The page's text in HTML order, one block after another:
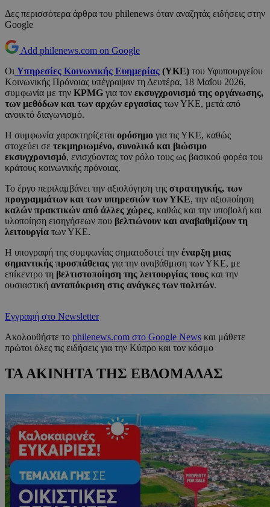
Δες περισσότερα άρθρα του philenews όταν αναζητάς ειδήσεις στην
Google
Add philenews.com on Google
Οι Υπηρεσίες Κοινωνικής Ευημερίας (ΥΚΕ) του Υφυπουργείου
Κοινωνικής Πρόνοιας υπέγραψαν τη Δευτέρα, 18 Μαΐου 2026,
συμφωνία με την KPMG για τον εκσυγχρονισμό της οργάνωσης,
των μεθόδων και των αρχών εργασίας των ΥΚΕ, μετά από
ανοικτό διαγωνισμό.
Η συμφωνία χαρακτηρίζεται ορόσημο για τις ΥΚΕ, καθώς
στοχεύει σε τεκμηριωμένο, συνολικό και βιώσιμο
εκσυγχρονισμό, ενισχύοντας τον ρόλο τους ως βασικού φορέα του
κράτους κοινωνικής πρόνοιας.
Το έργο περιλαμβάνει την αξιολόγηση της στρατηγικής, των
προγραμμάτων και των υπηρεσιών των ΥΚΕ, την αξιοποίηση
καλών πρακτικών από άλλες χώρες, καθώς και την υποβολή και
υλοποίηση εισηγήσεων που βελτιώνουν και αναβαθμίζουν τη
λειτουργία των ΥΚΕ.
Η υπογραφή της συμφωνίας σηματοδοτεί την έναρξη μιας
σημαντικής προσπάθειας για την αναβάθμιση των ΥΚΕ, με
επίκεντρο τη βελτιστοποίηση της λειτουργίας τους και την
ουσιαστική ανταπόκριση στις ανάγκες των πολιτών.
Εγγραφή στο Newsletter
Ακολουθήστε το philenews.com στο Google News και μάθετε
πρώτοι όλες τις ειδήσεις για την Κύπρο και τον κόσμο
ΤΑ ΑΚΙΝΗΤΑ ΤΗΣ ΕΒΔΟΜΑΔΑΣ